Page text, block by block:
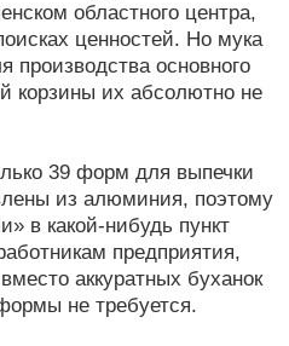
областного центра,
ценностей. Но мука
производства основного
корзины их абсолютно не
39 форм для выпечки
из алюминия, поэтому
в какой-нибудь пункт
предприятия,
аккуратных буханок
не требуется.